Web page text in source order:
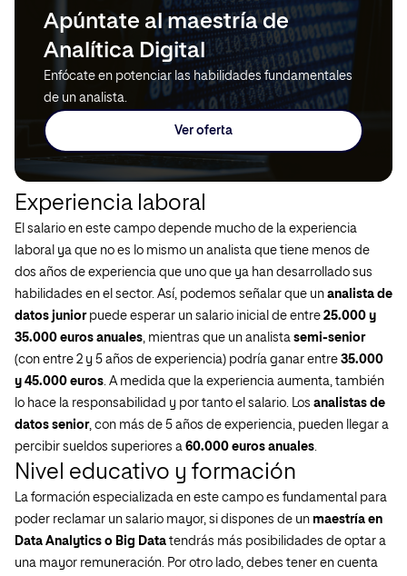
Apúntate al maestría de
Analítica Digital
Enfócate en potenciar las habilidades fundamentales
de un analista.
Ver oferta
Experiencia laboral
El salario en este campo depende mucho de la experiencia
laboral ya que no es lo mismo un analista que tiene menos de
dos años de experiencia que uno que ya han desarrollado sus
habilidades en el sector. Así, podemos señalar que un analista de
datos juniorpuede esperar un salario inicial de entre 25.000 y
35.000 euros anuales, mientras que un analista semi-senior
(con entre 2 y 5 años de experiencia) podría ganar entre 35.000
y 45.000 euros. A medida que la experiencia aumenta, también
lo hace la responsabilidad y por tanto el salario. Los analistas de
datos senior, con más de 5 años de experiencia, pueden llegar a
percibir sueldos superiores a 60.000 euros anuales.
Nivel educativo y formación
La formación especializada en este campo es fundamental para
poder reclamar un salario mayor, si dispones de un maestría en
Data Analytics o Big Data tendrás más posibilidades de optar a
una mayor remuneración. Por otro lado, debes tener en cuenta